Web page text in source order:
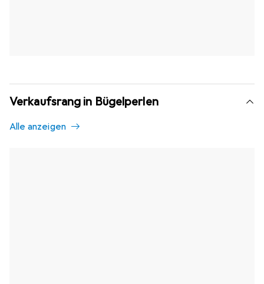
Verkaufsrang in Bügelperlen
Alle anzeigen